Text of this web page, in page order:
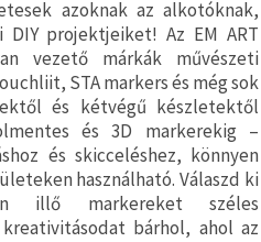
azoknak az alkotóknak,
projektjeiket! Az EM ART
vezető márkák művészeti
STA markers és még sok
és kétvégű készletektől
és 3D markerekig –
és skicceléshez, könnyen
használható. Válaszd ki
illő markereket széles
bárhol, ahol az